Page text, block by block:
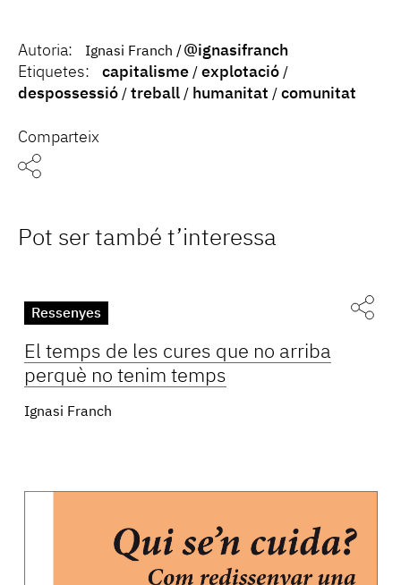
Autoria: Ignasi Franch
@ignasifranch
Etiquetes:
capitalisme
explotació
despossessió
treball humanitat comunitat
Comparteix
Pot ser també t’interessa
Ressenyes
El temps de les cures que no arriba
perquè no tenim temps
Ignasi Franch